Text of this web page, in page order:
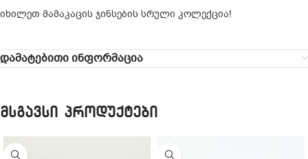
იხილეთ მამაკაცის ჯინსების სრული კოლექცია!
დამატებითი ინფორმაცია
მსგავსი პროდუქტები